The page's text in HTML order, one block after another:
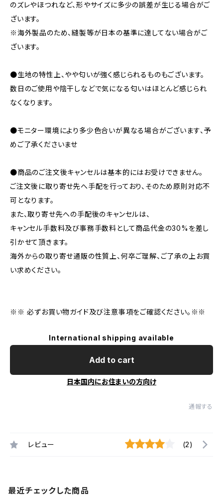
のズレやほつれなど、形やサイズに多少の誤差が生じる場合がご
ざいます。
※海外製品のため、縫製等が日本の基準に達してない場合がご
ざいます。
●生地の特性上、やや匂いが強く感じられるものもございます。
数日のご使用や陰干しなどで気になる匂いはほとんど感じられ
なくなります。
●モニター環境により多少色合いが異なる場合がございます、予
めご了承くださいませ
●商品のご注文後キャンセルは基本的にはお受けできません。
ご注文後に取り寄せ先へ手配を行っており、そのため原則対応不
可となります。
また、取り寄せ先への手配後のキャンセルは、
キャンセル手数料及び事務手数料として商品代金の30%を差し
引かせて頂きます。
海外からの取り寄せ通販の性質上、何卒ご理解、ご了承の上お買
い求めください。
※※ 必ずお買い物ガイド及び注意事項をご確認ください。※※
International shipping available
Add to cart
日本国内にお住まいの方向け
通報する
レビュー (2)
最近チェックした商品